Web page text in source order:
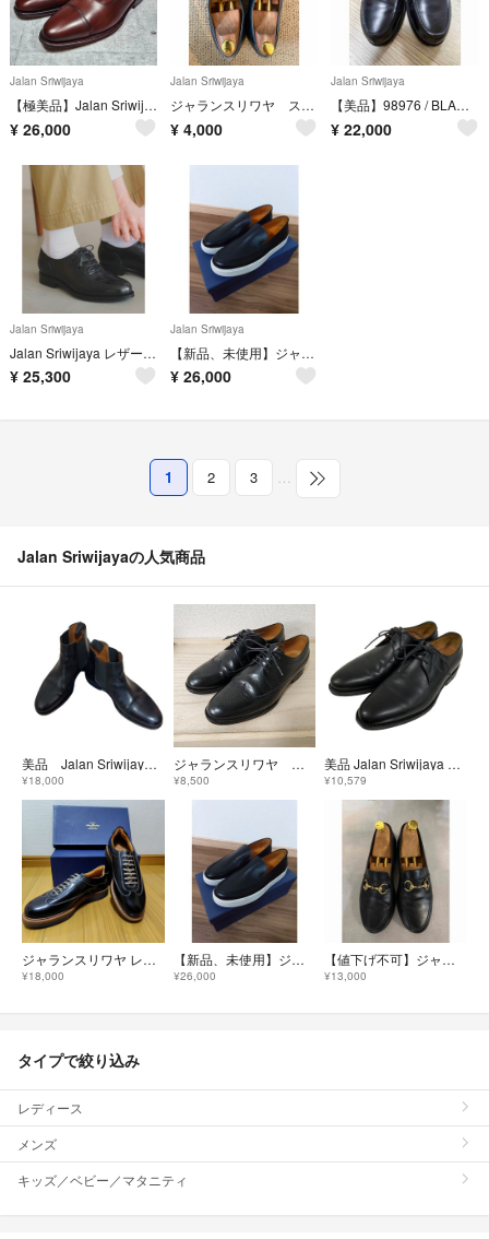
Jalan Sriwijaya
【極美品】Jalan Sriwijaya ストレートチップ 本革 別注
¥ 26,000
Jalan Sriwijaya
ジャランスリワヤ ストレートチップ
¥ 4,000
Jalan Sriwijaya
【美品】98976 / BLACK CALF (LEATHER SOLE)
¥ 22,000
Jalan Sriwijaya
Jalan Sriwijaya レザー 黒 ウィングチップ レースアップ 美品
¥ 25,300
Jalan Sriwijaya
【新品、未使用】ジャランスリワヤ 41 スニーカー ブラック ビブラムソール
¥ 26,000
1 2 3
Jalan Sriwijayaの人気商品
美品 Jalan Sriwijaya サイドゴアブーツ サイズ9
¥18,000
ジャランスリワヤ ウイングチップシューズ
¥8,500
美品 Jalan Sriwijaya ジャランスリウァヤ レースアップシューズ サイズ6.5 約25cm ブラック メンズ 古着 中古 USED
¥10,579
ジャランスリワヤ レザースニーカー インテリジェンスシューズ 新品未使用品
¥18,000
【新品、未使用】ジャランスリワヤ 41 スニーカー ブラック ビブラムソール
¥26,000
【値下げ不可】ジャランスリワヤ ローファー
¥13,000
タイプで絞り込み
レディース
メンズ
キッズ／ベビー／マタニティ